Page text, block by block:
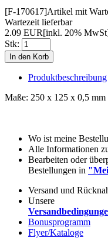
[F-170617]Artikel mit
Wartezeit lieferbar
2.09 EUR[inkl. 20%
Stk:
Produktbeschreibung
Maße: 250 x 125 x 0,5 mm
Wo ist meine
Alle Informationen
Bearbeiten oder
Bestellungen in
Versand und
Unsere
Bonusprogramm
Flyer/Kataloge